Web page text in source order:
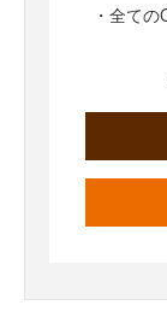
・全て